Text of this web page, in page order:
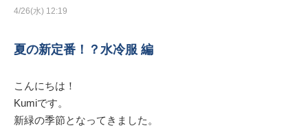
4/26(水) 12:19
夏の新定番！？水冷服 編
こんにちは！
Kumiです。
新緑の季節となってきました。